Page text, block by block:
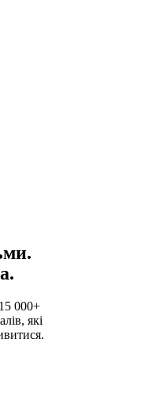
000+
які